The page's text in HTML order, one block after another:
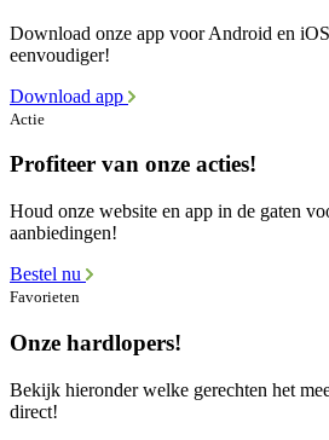
Download onze app voor Android en
eenvoudiger!
Download app
Actie
Profiteer van onze acties!
Houd onze website en app in de gaten
aanbiedingen!
Bestel nu
Favorieten
Onze hardlopers!
Bekijk hieronder welke gerechten het
direct!